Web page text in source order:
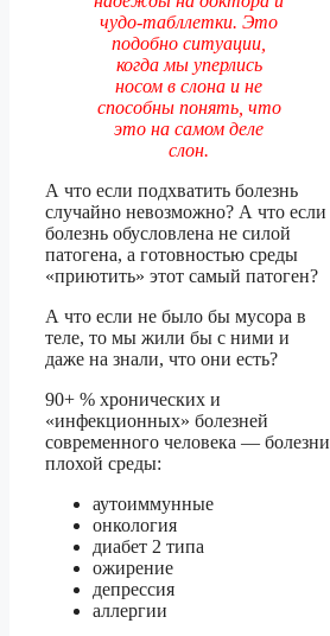
чудо-табллетки. Это
подобно ситуации,
когда мы уперлись
носом в слона и не
способны понять, что
это на самом деле
слон.
А что если подхватить болезнь
случайно невозможно? А что если
болезнь обусловлена не силой
патогена, а готовностью среды
«приютить» этот самый патоген?
А что если не было бы мусора в
теле, то мы жили бы с ними и
даже на знали, что они есть?
90+ % хронических и
«инфекционных» болезней
современного человека — болезни
плохой среды:
аутоиммунные
онкология
диабет 2 типа
ожирение
депрессия
аллергии